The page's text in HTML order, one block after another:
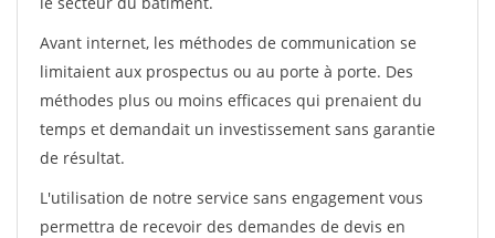
Avant internet, les méthodes de communication se
limitaient aux prospectus ou au porte à porte. Des
méthodes plus ou moins efficaces qui prenaient du
temps et demandait un investissement sans garantie
de résultat.
L'utilisation de notre service sans engagement vous
permettra de recevoir des demandes de devis en